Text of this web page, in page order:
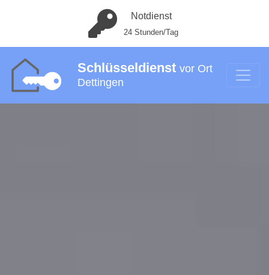
Notdienst
24 Stunden/Tag
Schlüsseldienst vor Ort
Dettingen